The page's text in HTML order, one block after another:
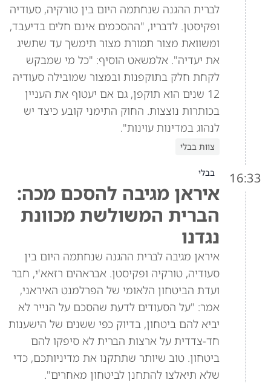
לברית ההגנה שנחתמה היום בין טורקיה, סעודיה
ופקיסטן. לדבריו, "ההסכמים אינם חלים בדיעבד,
ומשוואת מצור תמורת מצור תימשך עד שתשיג
את יעדיה". אלמשאט הוסיף: "כל מי שמבקש
לקחת חלק בתוקפנות ובמצור שמובילה סעודיה
12 שנים הוא תוקפן, גם אם יעטוף את העניין
בכותרות נוצצות. החוק התימני קובע כיצד יש
לנהוג במדינות עוינות".
צוות בבלי
16:33 בבלי
איראן מגיבה להסכם מכה:
הברית המשולשת מכוונת
נגדנו
איראן מגיבה לברית ההגנה שנחתמה היום בין
סעודיה, טורקיה ופקיסטן. אבראהים רזאא'י, חבר
ועדת הביטחון הלאומי של הפרלמנט האיראני,
אמר: "על הסעודים לדעת שהסכם על הנייר לא
יביא להם ביטחון, בדיוק כפי ששנים של הישענות
חד-צדדית על ארצות הברית לא סיפקו להם
ביטחון. טוב שיותר שתתקנו את מדיניותכם, כדי
שלא תיאלצו להתחנן לביטחון מאחרים".